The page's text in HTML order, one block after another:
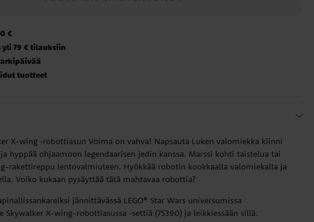
€
79 € tilauksiin
tuotteet
X-wing ‑robottiasun Voima on vahva! Napsauta Luken valomiekka kiinni
hyppää ohjaamoon legendaarisen jedin kanssa. Marssi kohti taistelua tai
rakettireppu lentovalmiuteen. Hyökkää robotin kookkaalla valomiekalla ja
Voiko kukaan pysäyttää tätä mahtavaa robottia?
jännittävässä LEGO® Star Wars universumissa
Skywalker X-wing-robottiasussa ‑settiä (75390) ja leikkiessään sillä.